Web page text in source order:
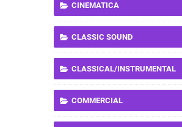
CINEMATICA
CLASSIC SOUND
CLASSICAL/INSTRUMENTAL
COMMERCIAL